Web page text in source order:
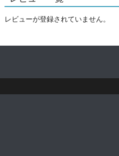
レビューが登録されていません。